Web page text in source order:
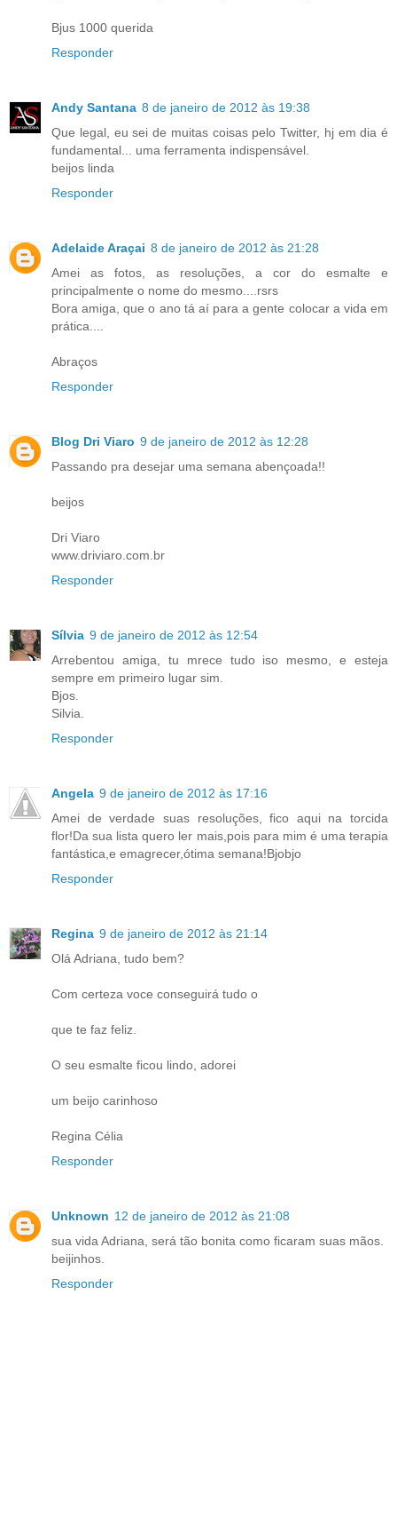
Bjus 1000 querida
Responder
Andy Santana 8 de janeiro de 2012 às 19:38
Que legal, eu sei de muitas coisas pelo Twitter, hj em dia é
fundamental... uma ferramenta indispensável.
beijos linda
Responder
Adelaide Araçai 8 de janeiro de 2012 às 21:28
Amei as fotos, as resoluções, a cor do esmalte e
principalmente o nome do mesmo....rsrs
Bora amiga, que o ano tá aí para a gente colocar a vida em
prática....
Abraços
Responder
Blog Dri Viaro 9 de janeiro de 2012 às 12:28
Passando pra desejar uma semana abençoada!!
beijos
Dri Viaro
www.driviaro.com.br
Responder
Sílvia 9 de janeiro de 2012 às 12:54
Arrebentou amiga, tu mrece tudo iso mesmo, e esteja
sempre em primeiro lugar sim.
Bjos.
Silvia.
Responder
Angela 9 de janeiro de 2012 às 17:16
Amei de verdade suas resoluções, fico aqui na torcida
flor!Da sua lista quero ler mais,pois para mim é uma terapia
fantástica,e emagrecer,ótima semana!Bjobjo
Responder
Regina 9 de janeiro de 2012 às 21:14
Olá Adriana, tudo bem?
Com certeza voce conseguirá tudo o
que te faz feliz.
O seu esmalte ficou lindo, adorei
um beijo carinhoso
Regina Célia
Responder
Unknown 12 de janeiro de 2012 às 21:08
sua vida Adriana, será tão bonita como ficaram suas mãos.
beijinhos.
Responder